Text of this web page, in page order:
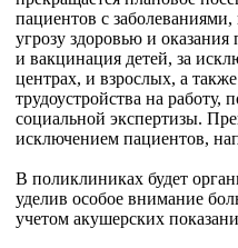
пациентов с
угрозу здоровью и
и вакцинация детей, за
центрах, и взрослых, а
трудоустройства на
социальной экспертизы.
исключением пациентов,
В поликлиниках будет
уделив особое внимание
учетом акушерских